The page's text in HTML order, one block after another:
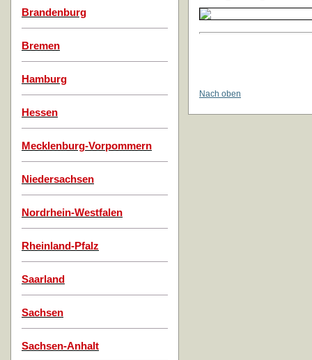
Brandenburg
Bremen
Hamburg
Hessen
Mecklenburg-Vorpommern
Niedersachsen
Nordrhein-Westfalen
Rheinland-Pfalz
Saarland
Sachsen
Sachsen-Anhalt
Nach oben